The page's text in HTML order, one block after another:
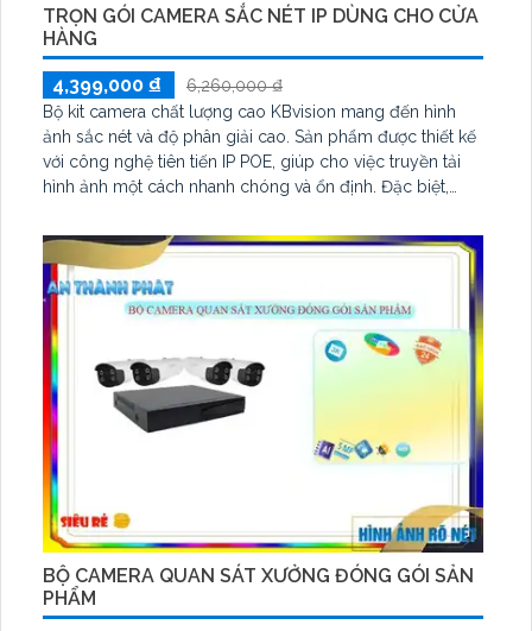
TRỌN GÓI CAMERA SẮC NÉT IP DÙNG CHO CỬA
HÀNG
4,399,000 ₫
6,260,000 ₫
Bộ kit camera chất lượng cao KBvision mang đến hình
ảnh sắc nét và độ phân giải cao. Sản phẩm được thiết kế
với công nghệ tiên tiến IP POE, giúp cho việc truyền tải
hình ảnh một cách nhanh chóng và ổn định. Đặc biệt,
thực, phù hợp để sử dụng cho các công trình với chi phí
phù hợp mà vẫn đảm bảo được chất lượng sản phẩm
BỘ CAMERA QUAN SÁT XƯỞNG ĐÓNG GÓI SẢN
PHẨM